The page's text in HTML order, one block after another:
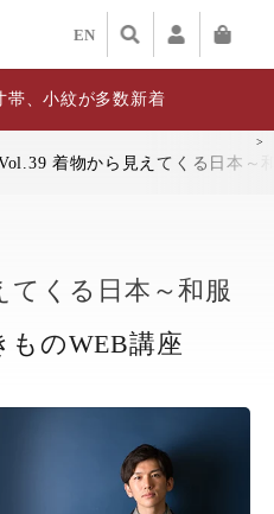
EN
帯、小紋が多数新着
着物から見えてくる日本～
てくる日本～和服
ものWEB講座